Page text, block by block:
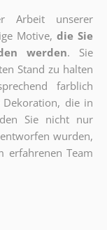
Arbeit unserer
Motive, die Sie
werden. Sie
Stand zu halten
farblich
Dekoration, die in
Sie nicht nur
wurden,
erfahrenen Team